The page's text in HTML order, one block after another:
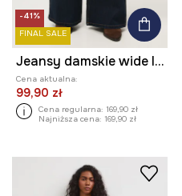
-41%
FINAL SALE
Jeansy damskie wide leg gładkie
Cena aktualna:
99,90 zł
Cena regularna: 169,90 zł
Najniższa cena: 169,90 zł